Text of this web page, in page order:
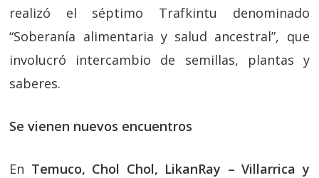
realizó el séptimo Trafkintu denominado
“Soberanía alimentaria y salud ancestral”, que
involucró intercambio de semillas, plantas y
saberes.
Se vienen nuevos encuentros
En Temuco, Chol Chol, LikanRay – Villarrica y